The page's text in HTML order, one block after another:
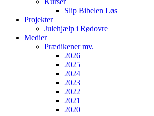
Slip Bibelen Løs
Projekter
Julehjælp i Rødovre
Medier
Prædikener mv.
2026
2025
2024
2023
2022
2021
2020